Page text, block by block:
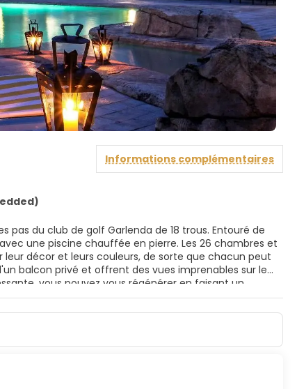
pas du club de golf Garlenda de 18 trous. Entouré de
une piscine chauffée en pierre. Les 26 chambres et
décor et leurs couleurs, de sorte que chacun peut
balcon privé et offrent des vues imprenables sur le
vous pouvez vous régénérer en faisant un
où les plats méditerranéens traditionnels sont
plus décontractée, assurent tous deux des
dîner aux chandelles.
Informations complémentaires